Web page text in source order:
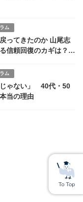
ム
てきたのか 山尾志
信頼回復のカギは？
ム
じゃない」 40代・50
当の理由